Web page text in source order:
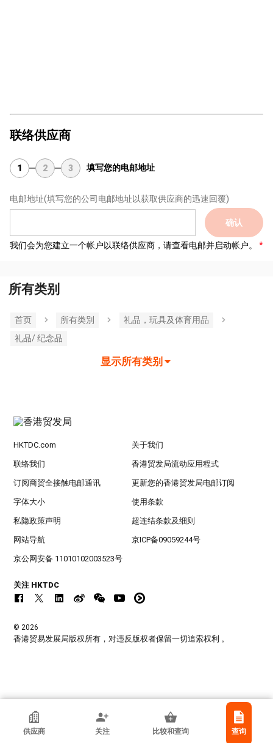
联络供应商
1 2 3 填写您的电邮地址
电邮地址(填写您的公司电邮地址以获取供应商的迅速回覆)
确认
我们会为您建立一个帐户以联络供应商，请查看电邮并启动帐户。
所有类别
首页 所有类別
礼品，玩具及体育用品
礼品/ 纪念品
显示所有类别
香港贸发局参展商
佛山市南海科日超声电子有限公司
供应商 关注 比较和查询 查询
HKTDC.com 关于我们
联络我们 香港贸发局流动应用程式
订阅商贸全接触电邮通讯 更新您的香港贸发局电邮订阅
字体大小 使用条款
私隐政策声明 超连结条款及细则
网站导航 京ICP备09059244号
京公网安备 11010102003523号
关注 HKTDC
© 2026
香港贸易发展局版权所有，对违反版权者保留一切追索权利 。